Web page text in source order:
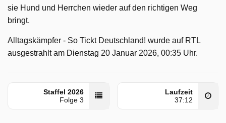
sie Hund und Herrchen wieder auf den richtigen Weg
bringt.
Alltagskämpfer - So Tickt Deutschland! wurde auf RTL
ausgestrahlt am Dienstag 20 Januar 2026, 00:35 Uhr.
Staffel 2026
Folge 3
Laufzeit
37:12